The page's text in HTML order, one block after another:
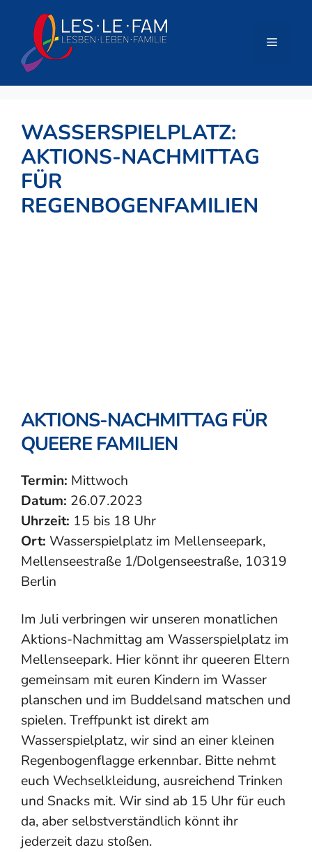
springen
Menü
WASSERSPIELPLATZ:
AKTIONS-NACHMITTAG
FÜR
REGENBOGENFAMILIEN
AKTIONS-NACHMITTAG FÜR
QUEERE FAMILIEN
Termin: Mittwoch
Datum: 26.07.2023
Uhrzeit: 15 bis 18 Uhr
Ort: Wasserspielplatz im Mellenseepark,
Mellenseestraße 1/Dolgenseestraße, 10319
Berlin
Im Juli verbringen wir unseren monatlichen
Aktions-Nachmittag am Wasserspielplatz im
Mellenseepark. Hier könnt ihr queeren Eltern
gemeinsam mit euren Kindern im Wasser
planschen und im Buddelsand matschen und
spielen. Treffpunkt ist direkt am
Wasserspielplatz, wir sind an einer kleinen
Regenbogenflagge erkennbar. Bitte nehmt
euch Wechselkleidung, ausreichend Trinken
und Snacks mit. Wir sind ab 15 Uhr für euch
da, aber selbstverständlich könnt ihr
jederzeit dazu stoßen.